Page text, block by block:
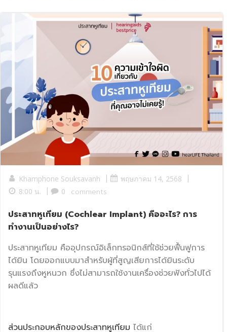
Khamphone Souksavanh | พฤษภาคม 14, 2568 |
8:00 น. | 0 comments
ประสาทหูเทียม (Cochlear Implant) คืออะไร? การ
ทำงานเป็นอย่างไร?
ประสาทหูเทียม คืออุปกรณ์อิเล็กทรอนิกส์ที่ใช้ช่วยฟื้นฟูการ
ได้ยิน โดยออกแบบมาสำหรับผู้ที่สูญเสียการได้ยินระดับ
รุนแรงถึงหูหนวก ซึ่งไม่สามารถใช้งานเครื่องช่วยฟังทั่วไปได้
ผลดีแล้ว
ส่วนประกอบหลักของประสาทหูเทียม ได้แก่